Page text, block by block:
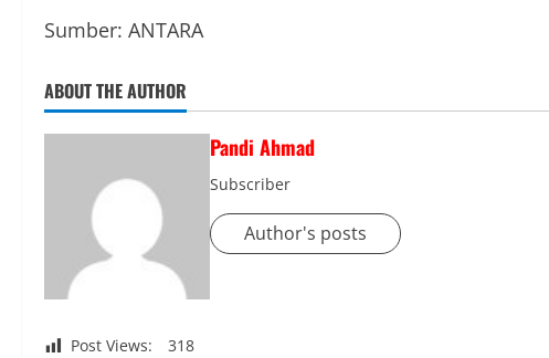
Sumber: ANTARA
ABOUT THE AUTHOR
Pandi Ahmad
Subscriber
Author's posts
Post Views: 318